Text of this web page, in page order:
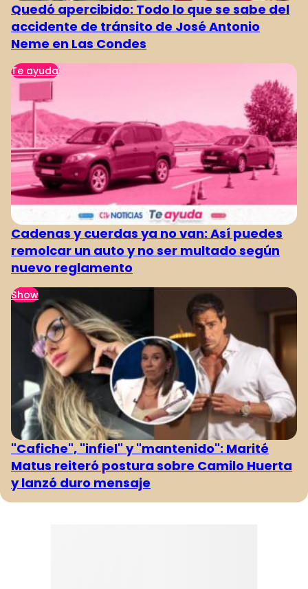
Quedó apercibido: Todo lo que se sabe del
accidente de tránsito de José Antonio
Neme en Las Condes
Te ayuda
Cadenas y cuerdas ya no van: Así puedes
remolcar un auto y no ser multado según
nuevo reglamento
Show
"Cafiche", "infiel" y "mantenido": Marité
Matus reiteró postura sobre Camilo Huerta
y lanzó duro mensaje